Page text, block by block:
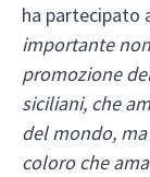
ha partecipato
importante
promozione
siciliani, che
del mondo,
coloro che